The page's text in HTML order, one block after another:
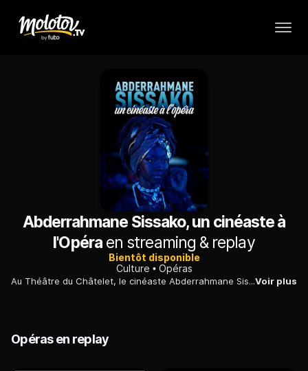
Abderrahmane Sissako, un cinéaste à
l'Opéraen streaming & replay
Bientôt disponible
Culture
Opéras
Au Théâtre du Châtelet, le cinéaste Abderrahmane Sissako s'associe au musicien Damon Albarn pour créer "Le vol du boli", un opéra sur l'histoire de l'Afrique.Voir plus
Opéras en replay